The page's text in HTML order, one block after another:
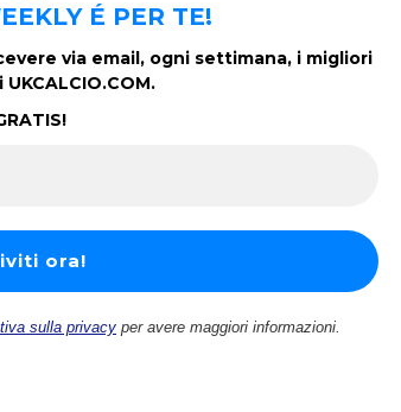
É PER TE!
via email, ogni settimana, i migliori
sulla privacy per avere maggiori informazioni.